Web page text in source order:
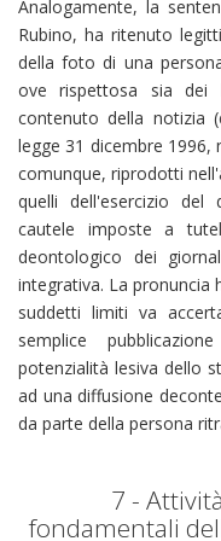
Analogamente, la
Rubino, ha ritenuto
della foto di una
ove rispettosa sia dei
contenuto della notizia
legge 31 dicembre 1996,
comunque, riprodotti
quelli dell'esercizio
cautele imposte a
deontologico dei
integrativa. La pronuncia
suddetti limiti va
semplice
potenzialità lesiva dello
ad una diffusione
da parte della persona
7 -
fondamentali